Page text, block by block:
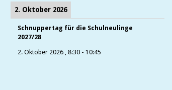
2. Oktober 2026
Schnuppertag für die Schulneulinge
2027/28
2. Oktober 2026 , 8:30 - 10:45